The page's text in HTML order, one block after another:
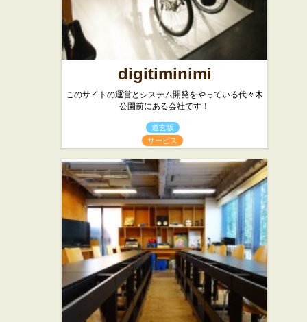
digitiminimi
このサイトの運営とシステム開発をやっている代々木
公園前にある会社です！
道玄坂
サービス